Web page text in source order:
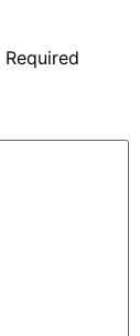
Required